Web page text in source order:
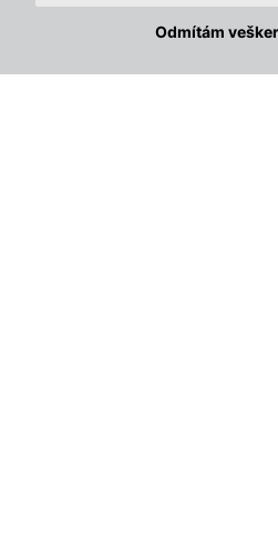
Odmítám
Robustní konstrukce, masivní
koupilo tento